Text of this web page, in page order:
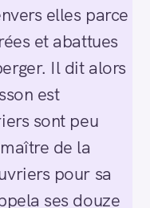
elles parce
et abattues
Il dit alors
est
sont peu
de la
pour sa
ses douze